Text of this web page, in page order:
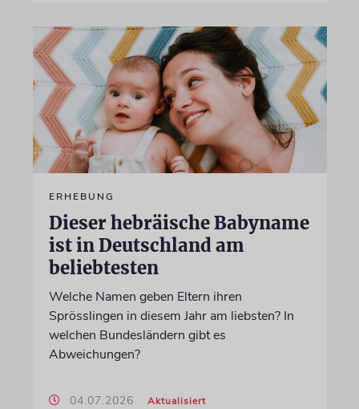
ERHEBUNG
Dieser hebräische Babyname
ist in Deutschland am
beliebtesten
Welche Namen geben Eltern ihren
Sprösslingen in diesem Jahr am liebsten? In
welchen Bundesländern gibt es
Abweichungen?
04.07.2026 Aktualisiert